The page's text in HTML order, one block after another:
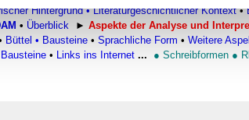
zu personalisieren, Funktionen für
Hintergrund• Literaturgeschichtlicher Kontext •
• Überblick ► Aspekte der Analyse und
Büttel • Bausteine • Sprachliche Form • Weitere
Bausteine • Links ins Internet ... ● Schreibformen ●